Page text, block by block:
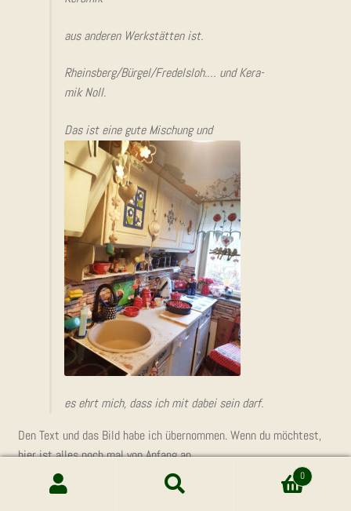
aus ande­ren Werk­stät­ten ist.
Rheinsberg/Bürgel/Fredelsloh.… und Kera­
mik Noll.
Das ist eine gute Mischung und
es ehrt mich, dass ich mit dabei sein darf.
Den Text und das Bild habe ich über­nom­men. Wenn du möch­test,
hier ist alles noch mal von Anfang an.
https://keramik-noll.de/kundenbilder-sind-immer-heiss-begehrt/
0